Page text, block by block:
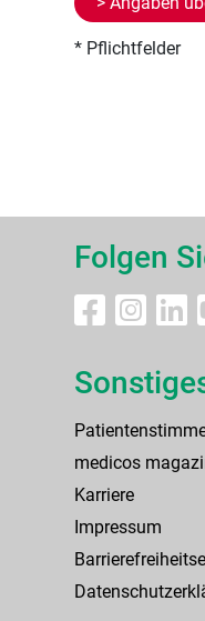
* Pflichtfelder
Folgen
medicos
Karriere
Impressum